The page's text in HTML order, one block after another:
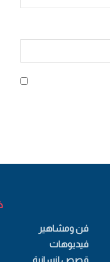
فن ومشاهير
فيديوهات
قصص إنسانية